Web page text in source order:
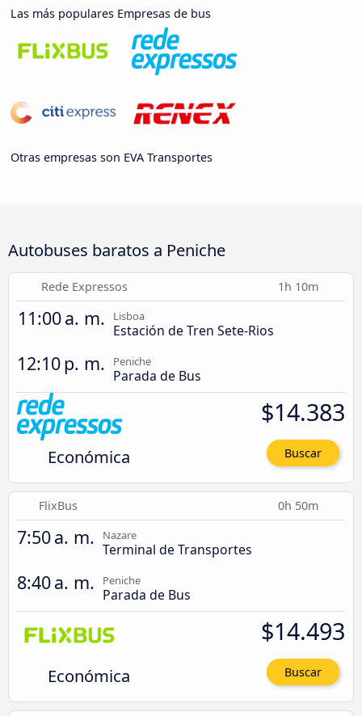
Las más populares Empresas de bus
Otras empresas son EVA Transportes
Autobuses baratos a Peniche
Rede Expressos 1h 10m
11:00 a. m. Lisboa
Estación de Tren Sete-Rios
12:10 p. m. Peniche
Parada de Bus
Económica
$14.383
Buscar
FlixBus 0h 50m
7:50 a. m. Nazare
Terminal de Transportes
8:40 a. m. Peniche
Parada de Bus
Económica
$14.493
Buscar